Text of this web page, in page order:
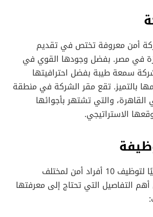
أمن معروفة تختص في تقديم
في مصر. بفضل وجودها القوي في
سمعة طيبة بفضل احترافيتها
بالتميز. تقع مقر الشركة في منطقة
والتي تشتهر بأجوائها
الاستراتيجي.
تسعى الشركة حاليًا لتوظيف 10 أفراد أمن لمختلف
التفاصيل التي تحتاج إلى معرفتها